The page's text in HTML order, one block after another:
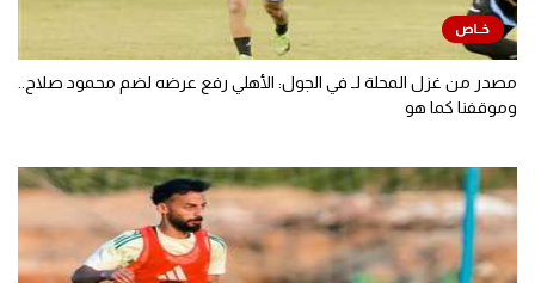
مصدر من غزل المحلة لـ في الجول: الأهلي رفع عرضه لضم محمود صلاح..
وموقفنا كما هو